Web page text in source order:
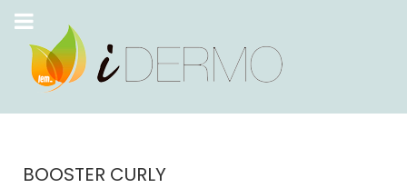
BOOSTER CURLY